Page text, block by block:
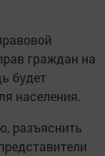
граждан на
будет
населения.
разъяснить